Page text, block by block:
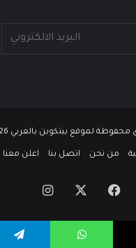
محفوظة لموقع بيتكوين بالعربي
من نحن اتصل بنا اعلن معنا
فيسبوك انستقرام